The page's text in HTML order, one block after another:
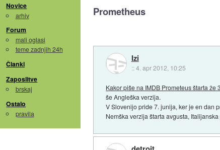
Novice
arhiv
Forum
mali oglasi
teme zadnjih 24h
Članki
Zaposlitve
brskaj
Ostalo
pravila
Prometheus
Izi
::4. apr 2012, 10:25
Kakor piše na IMDB Prometeus štarta že
še Angleška verzija.
V Slovenijo pride 7. junija, ker je en dan
Nemška verzija štarta avgusta,